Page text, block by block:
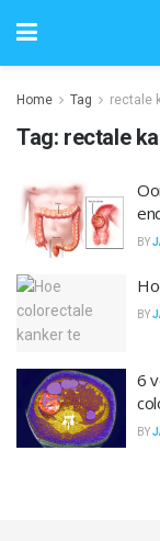
Home Tag rectale
Tag: rectale
BY
BY
6
BY